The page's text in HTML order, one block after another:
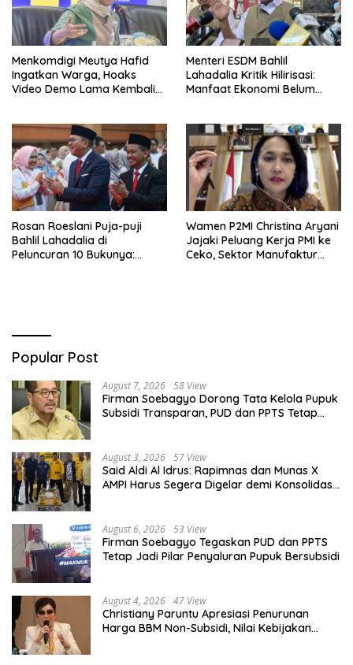
Menkomdigi Meutya Hafid
Ingatkan Warga, Hoaks
Video Demo Lama Kembali
Menteri ESDM Bahlil
Lahadalia Kritik Hilirisasi:
Manfaat Ekonomi Belum
Rosan Roeslani Puja-puji
Bahlil Lahadalia di
Peluncuran 10 Bukunya:
Wamen P2MI Christina Aryani
Jajaki Peluang Kerja PMI ke
Ceko, Sektor Manufaktur
Popular Post
August 7, 2026 58 View
Firman Soebagyo Dorong Tata Kelola Pupuk
Subsidi Transparan, PUD dan PPTS Tetap
August 3, 2026 57 View
Said Aldi Al Idrus: Rapimnas dan Munas X
AMPI Harus Segera Digelar demi Konsolidasi
August 6, 2026 53 View
Firman Soebagyo Tegaskan PUD dan PPTS
Tetap Jadi Pilar Penyaluran Pupuk Bersubsidi
August 4, 2026 47 View
Christiany Paruntu Apresiasi Penurunan
Harga BBM Non-Subsidi, Nilai Kebijakan